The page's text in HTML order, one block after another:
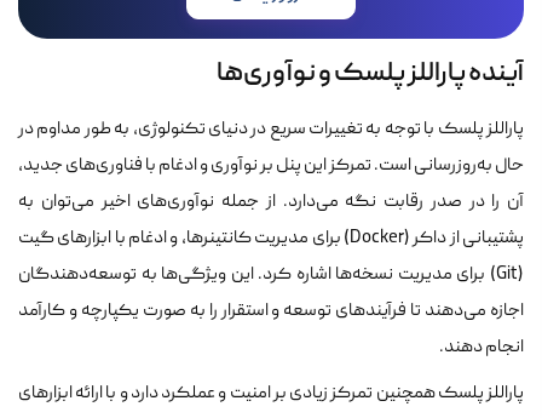
آینده پاراللز پلسک و نوآوری‌ها
پاراللز پلسک با توجه به تغییرات سریع در دنیای تکنولوژی، به طور مداوم در
حال به‌روزرسانی است. تمرکز این پنل بر نوآوری و ادغام با فناوری‌های جدید،
آن را در صدر رقابت نگه می‌دارد. از جمله نوآوری‌های اخیر می‌توان به
پشتیبانی از داکر (Docker) برای مدیریت کانتینرها، و ادغام با ابزارهای گیت
(Git) برای مدیریت نسخه‌ها اشاره کرد. این ویژگی‌ها به توسعه‌دهندگان
اجازه می‌دهند تا فرآیندهای توسعه و استقرار را به صورت یکپارچه و کارآمد
انجام دهند.
پاراللز پلسک همچنین تمرکز زیادی بر امنیت و عملکرد دارد و با ارائه ابزارهای